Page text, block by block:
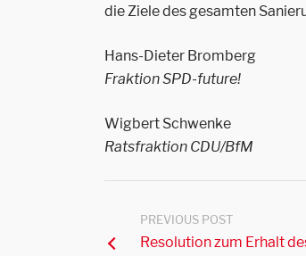
die Ziele des gesamten
Hans-Dieter Bromberg
Fraktion SPD-future!
Wigbert Schwenke
Ratsfraktion CDU/BfM
PREVIOUS POST
Resolution zum Erhalt